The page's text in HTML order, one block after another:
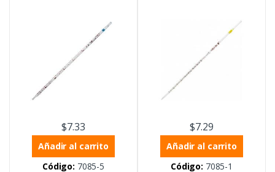
$7.33
Añadir al carrito
Código: 7085-5
$7.29
Añadir al carrito
Código: 7085-1